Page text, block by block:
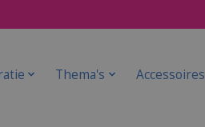
Thema's Accessoires